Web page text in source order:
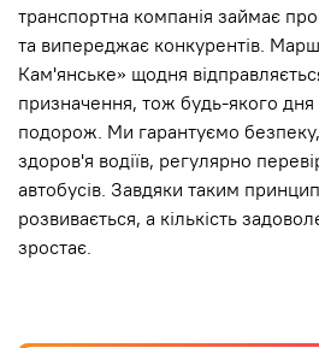
транспортна компанія займає
та випереджає конкурентів.
Кам'янське» щодня
призначення, тож будь-якого
подорож. Ми гарантуємо
здоров'я водіїв, регулярно
автобусів. Завдяки таким
розвивається, а кількість
зростає.